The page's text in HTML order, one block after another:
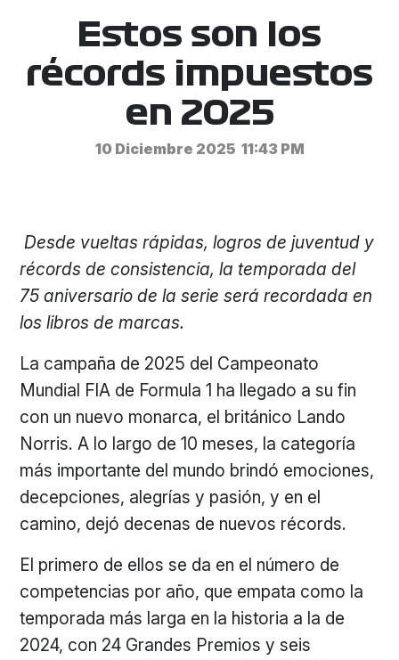
Estos son los
récords impuestos
en 2025
10 Diciembre 2025 11:43 PM
Desde vueltas rápidas, logros de juventud y
récords de consistencia, la temporada del
75 aniversario de la serie será recordada en
los libros de marcas.
La campaña de 2025 del Campeonato
Mundial FIA de Formula 1 ha llegado a su fin
con un nuevo monarca, el británico Lando
Norris. A lo largo de 10 meses, la categoría
más importante del mundo brindó emociones,
decepciones, alegrías y pasión, y en el
camino, dejó decenas de nuevos récords.
El primero de ellos se da en el número de
competencias por año, que empata como la
temporada más larga en la historia a la de
2024, con 24 Grandes Premios y seis